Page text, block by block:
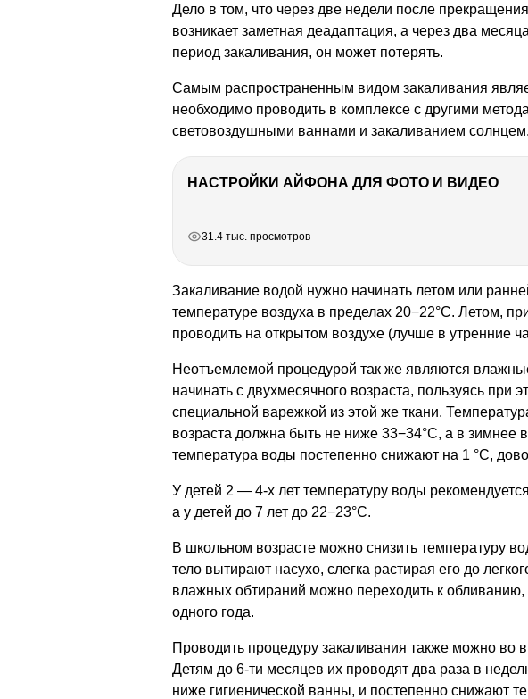
Дело в том, что через две недели после
возникает заметная деадаптация, а через два
период закаливания, он может потерять.
Самым распространенным видом закаливания
необходимо проводить в комплексе с другими
световоздушными ваннами и закаливанием солнцем.
НАСТРОЙКИ АЙФОНА ДЛЯ ФОТО И ВИДЕО
31.4 тыс. просмотров
Закаливание водой нужно начинать летом или
температуре воздуха в пределах 20−22°С. Летом,
проводить на открытом воздухе (лучше в утренние
Неотъемлемой процедурой так же являются
начинать с двухмесячного возраста, пользуясь
специальной варежкой из этой же ткани.
возраста должна быть не ниже 33−34°С, а в
температура воды постепенно снижают на 1 °C,
У детей 2 — 4-х лет температуру воды
а у детей до 7 лет до 22−23°С.
В школьном возрасте можно снизить температуру
тело вытирают насухо, слегка растирая его до
влажных обтираний можно переходить к
одного года.
Проводить процедуру закаливания также можно во
Детям до 6-ти месяцев их проводят два раза в
ниже гигиенической ванны, и постепенно снижают